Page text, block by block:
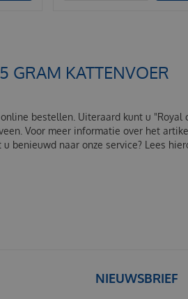
GRAM KATTENVOER
bestellen. Uiteraard kunt u "Royal
Voor meer informatie over het
benieuwd naar onze service? Lees
NIEUWSBRIEF